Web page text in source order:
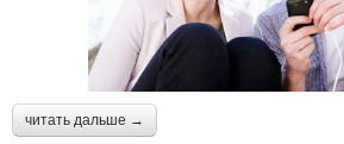
читать дальше →